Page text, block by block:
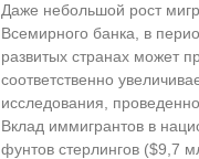
Даже небольшой рост
Всемирного банка, в
развитых странах может
соответственно
исследования,
Вклад иммигрантов в
фунтов стерлингов ($9,7